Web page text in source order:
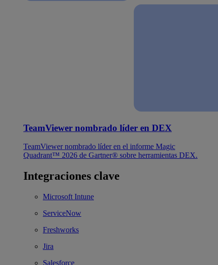
TeamViewer nombrado líder en DEX
TeamViewer nombrado líder en el informe Magic
Quadrant™ 2026 de Gartner® sobre herramientas DEX.
Integraciones clave
Microsoft Intune
ServiceNow
Freshworks
Jira
Salesforce